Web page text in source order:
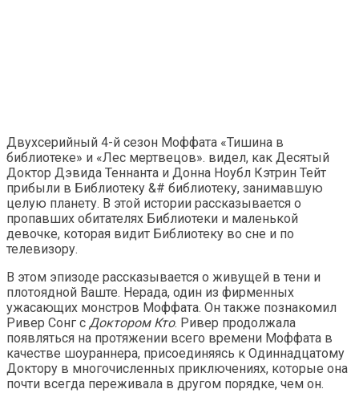
Двухсерийный 4-й сезон Моффата «Тишина в
библиотеке» и «Лес мертвецов». видел, как Десятый
Доктор Дэвида Теннанта и Донна Ноубл Кэтрин Тейт
прибыли в Библиотеку &# библиотеку, занимавшую
целую планету. В этой истории рассказывается о
пропавших обитателях Библиотеки и маленькой
девочке, которая видит Библиотеку во сне и по
телевизору.
В этом эпизоде ​​рассказывается о живущей в тени и
плотоядной Ваште. Нерада, один из фирменных
ужасающих монстров Моффата. Он также познакомил
Ривер Сонг с Доктором Кто. Ривер продолжала
появляться на протяжении всего времени Моффата в
качестве шоураннера, присоединяясь к Одиннадцатому
Доктору в многочисленных приключениях, которые она
почти всегда переживала в другом порядке, чем он.